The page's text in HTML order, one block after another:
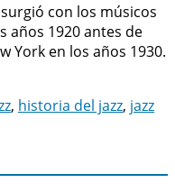
con los músicos
años 1920 antes de
York en los años 1930.
, historia del jazz, jazz